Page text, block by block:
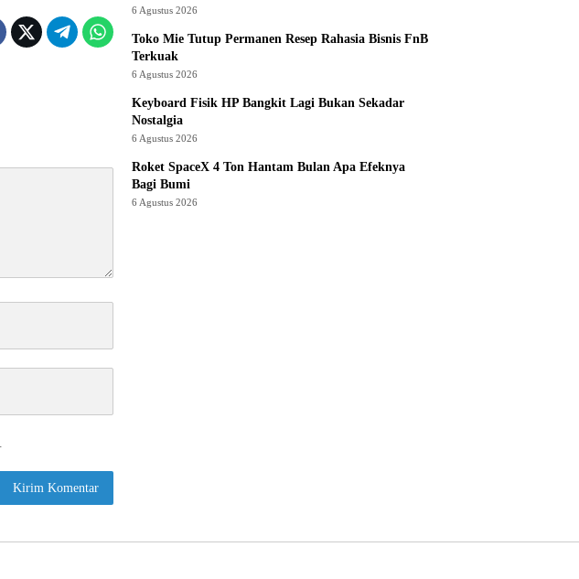
6 Agustus 2026
Toko Mie Tutup Permanen Resep Rahasia Bisnis FnB
Terkuak
6 Agustus 2026
Keyboard Fisik HP Bangkit Lagi Bukan Sekadar
Nostalgia
6 Agustus 2026
Roket SpaceX 4 Ton Hantam Bulan Apa Efeknya
Bagi Bumi
6 Agustus 2026